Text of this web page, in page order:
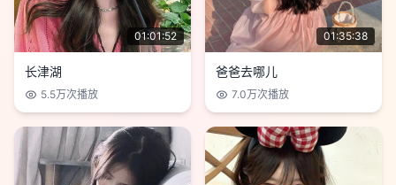
01:01:52
长津湖
5.5万次播放
01:35:38
爸爸去哪儿
7.0万次播放